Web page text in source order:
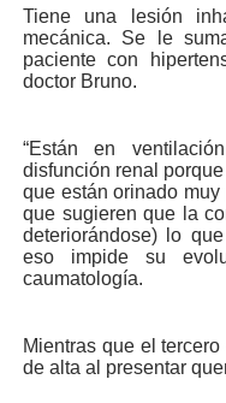
Tiene una lesión
mecánica. Se le
paciente con
doctor Bruno.
“Están en
disfunción renal
que están orinado
que sugieren que la
deteriorándose) lo
eso impide su
caumatología.
Mientras que el
de alta al presentar